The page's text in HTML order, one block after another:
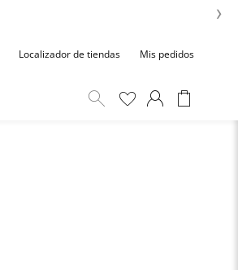
›
Localizador de tiendas Mis pedidos